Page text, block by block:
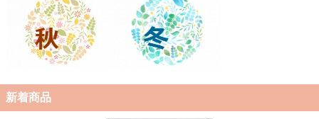
新着商品